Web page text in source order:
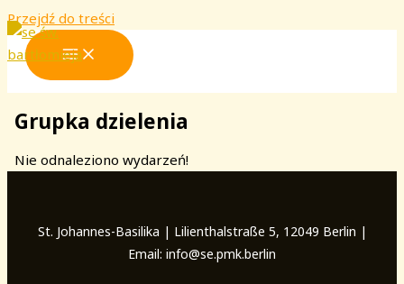
Przejdź do treści
Grupka dzielenia
Nie odnaleziono wydarzeń!
St. Johannes-Basilika | Lilienthalstraße 5, 12049 Berlin |
Email: info@se.pmk.berlin